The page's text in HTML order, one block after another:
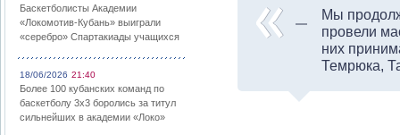
Баскетболисты Академии
«Локомотив-Кубань» выиграли
«серебро» Спартакиады учащихся
18/06/2026 21:40
Более 100 кубанских команд по
баскетболу 3х3 боролись за титул
сильнейших в академии «Локо»
Мы
провели
них
Темрюка,